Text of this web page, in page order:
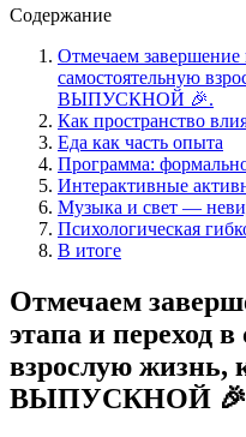
Содержание
Отмечаем завершение
самостоятельную
ВЫПУСКНОЙ 🎉.
Как пространство
Еда как часть опыта
Программа:
Интерактивные
Музыка и свет —
Психологическая
В итоге
Отмечаем
этапа и переход
взрослую жизнь,
ВЫПУСКНОЙ